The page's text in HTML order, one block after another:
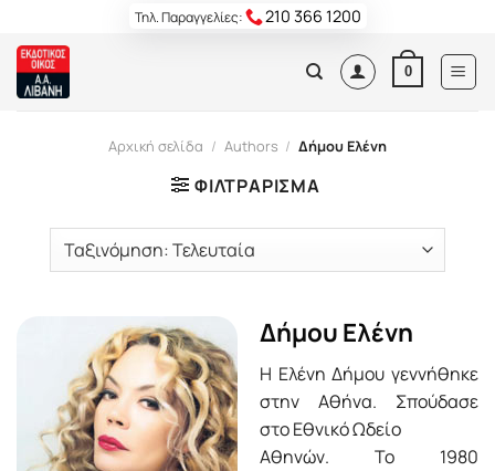
content
Τηλ. Παραγγελίες: 210 366 1200
0
Αρχική σελίδα / Authors / Δήμου Ελένη
ΦΙΛΤΡΆΡΙΣΜΑ
Δήμου Ελένη
Η Ελένη Δήμου γεννήθηκε
στην Αθήνα. Σπούδασε
στο Εθνικό Ωδείο
Αθηνών. Το 1980